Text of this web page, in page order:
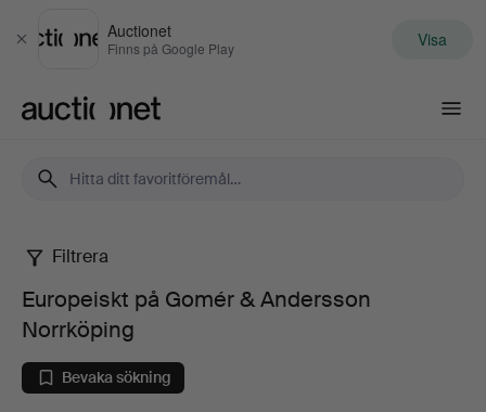
Stäng
Auctionet
Finns på Google Play Visa
Europeiskt
på
Gomér
Filtrera
Europeiskt på Gomér & Andersson
Norrköping
Bevaka sökning